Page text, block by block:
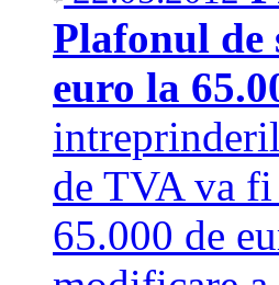
Plafonul de
euro la
de TVA va
65.000 de